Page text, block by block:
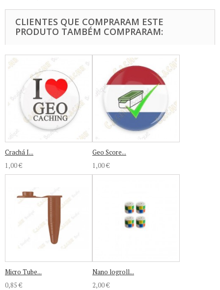
CLIENTES QUE COMPRARAM ESTE
PRODUTO TAMBÉM COMPRARAM:
Crachá I...
1,00 €
Geo Score...
1,00 €
Micro Tube...
0,85 €
Nano logroll...
2,00 €